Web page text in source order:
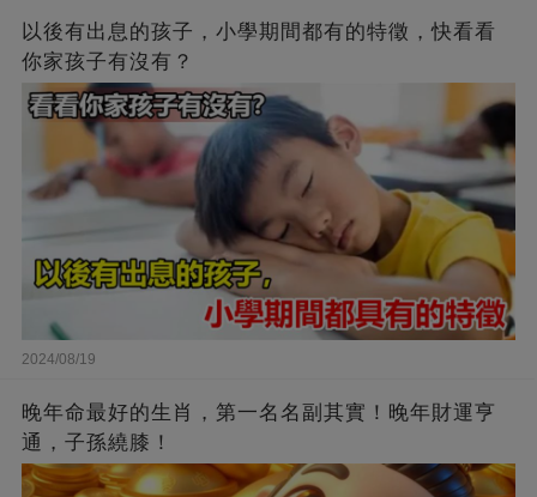
以後有出息的孩子，小學期間都有的特徵，快看看
你家孩子有沒有？
2024/08/19
晚年命最好的生肖，第一名名副其實！晚年財運亨
通，子孫繞膝！